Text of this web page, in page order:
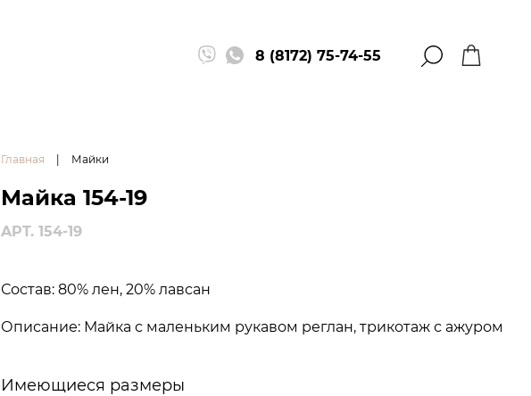
8 (8172) 75-74-55
Главная Майки
Майка 154-19
APT. 154-19
Состав: 80% лен, 20% лавсан
Описание: Майка с маленьким рукавом реглан, трикотаж с ажуром
Имеющиеся размеры